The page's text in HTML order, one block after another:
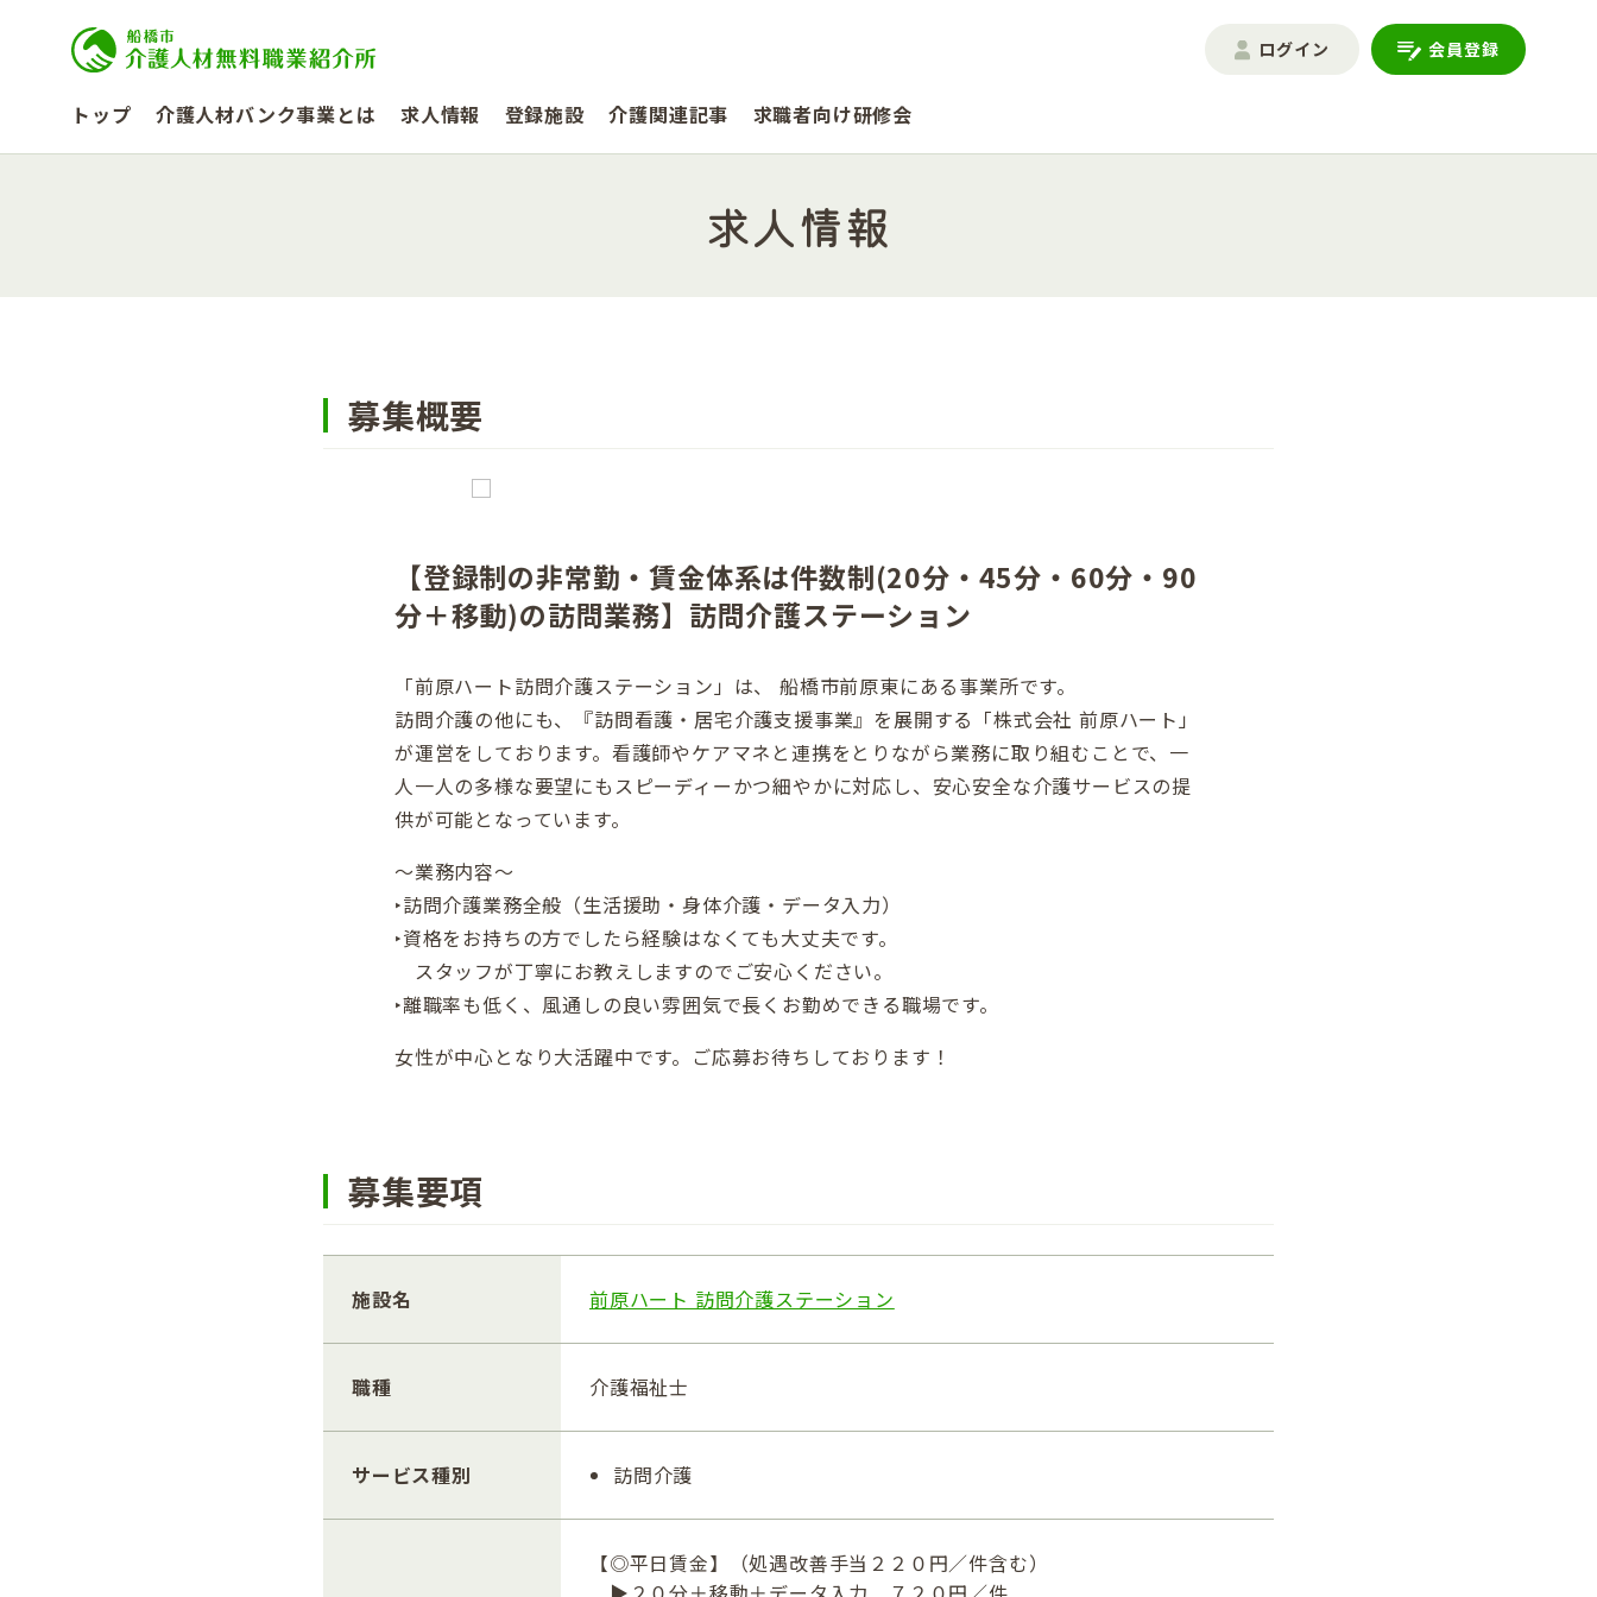
ログイン 会員登録
トップ 介護人材バンク事業とは 求人情報 登録施設 介護関連記事 求職者向け研修会
求人情報
募集概要
【登録制の非常勤・賃金体系は件数制(20分・45分・60分・90
分＋移動)の訪問業務】訪問介護ステーション
「前原ハート訪問介護ステーション」は、 船橋市前原東にある事業所です。
訪問介護の他にも、『訪問看護・居宅介護支援事業』を展開する「株式会社 前原ハート」
が運営をしております。看護師やケアマネと連携をとりながら業務に取り組むことで、一
人一人の多様な要望にもスピーディーかつ細やかに対応し、安心安全な介護サービスの提
供が可能となっています。
～業務内容～
‣訪問介護業務全般（生活援助・身体介護・データ入力）
‣資格をお持ちの方でしたら経験はなくても大丈夫です。
スタッフが丁寧にお教えしますのでご安心ください。
‣離職率も低く、風通しの良い雰囲気で長くお勤めできる職場です。
女性が中心となり大活躍中です。ご応募お待ちしております！
募集要項
施設名 前原ハート 訪問介護ステーション
職種 介護福祉士
サービス種別 訪問介護
【◎平日賃金】（処遇改善手当２２０円／件含む）